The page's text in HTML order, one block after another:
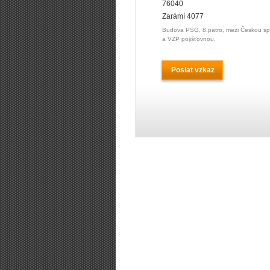
76040
Zarámí 4077
Budova PSG, 8.patro, mezi Českou
a VZP pojišťovnou.
Poslat vzkaz